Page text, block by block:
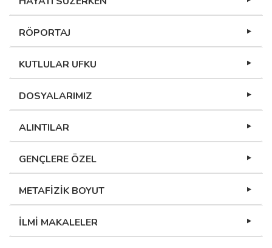
RÖPORTAJ
KUTLULAR UFKU
DOSYALARIMIZ
ALINTILAR
GENÇLERE ÖZEL
METAFİZİK BOYUT
İLMİ MAKALELER